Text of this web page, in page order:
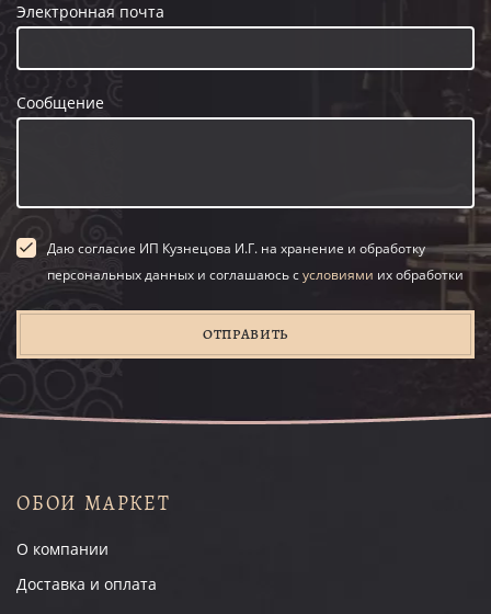
Электронная почта
Сообщение
Даю согласие ИП Кузнецова И.Г. на хранение и обработку
персональных данных и соглашаюсь сусловиями их обработки
ОТПРАВИТЬ
ОБОИ МАРКЕТ
О компании
Доставка и оплата